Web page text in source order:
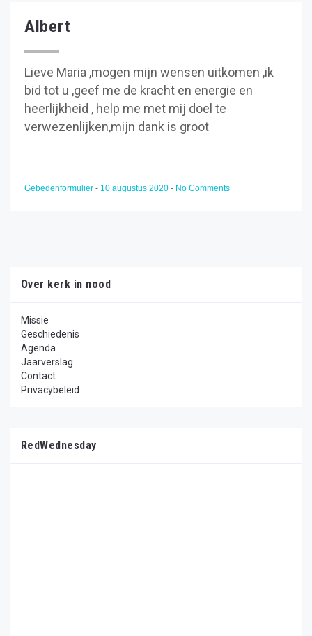
Albert
Lieve Maria ,mogen mijn wensen uitkomen ,ik
bid tot u ,geef me de kracht en energie en
heerlijkheid , help me met mij doel te
verwezenlijken,mijn dank is groot
Gebedenformulier - 10 augustus 2020 - No Comments
Over kerk in nood
Missie
Geschiedenis
Agenda
Jaarverslag
Contact
Privacybeleid
RedWednesday